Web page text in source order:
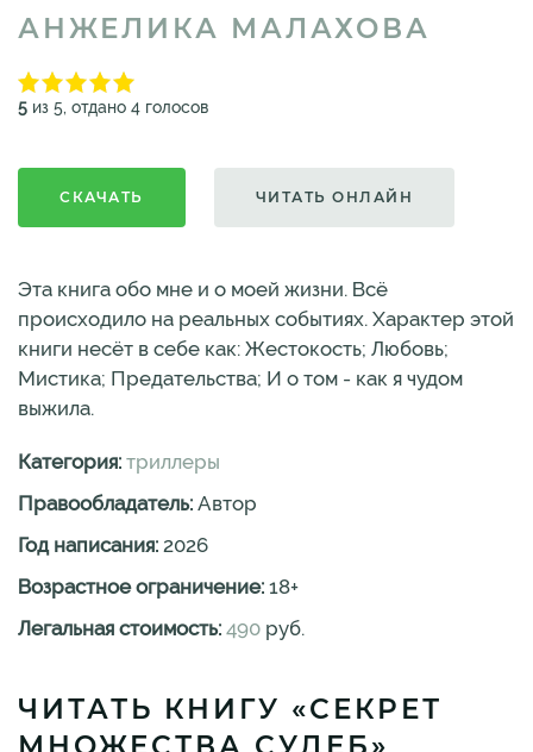
АНЖЕЛИКА МАЛАХОВА
5 из 5, отдано 4 голосов
СКАЧАТЬ ЧИТАТЬ ОНЛАЙН
Эта книга обо мне и о моей жизни. Всё
происходило на реальных событиях. Характер этой
книги несёт в себе как: Жестокость; Любовь;
Мистика; Предательства; И о том - как я чудом
выжила.
Категория: триллеры
Правообладатель: Автор
Год написания: 2026
Возрастное ограничение: 18+
Легальная стоимость: 490 руб.
ЧИТАТЬ КНИГУ «СЕКРЕТ